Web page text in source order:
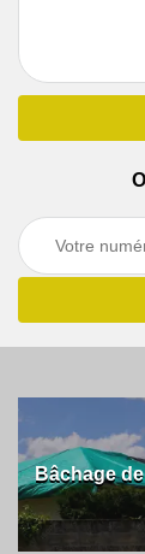
Bâchage